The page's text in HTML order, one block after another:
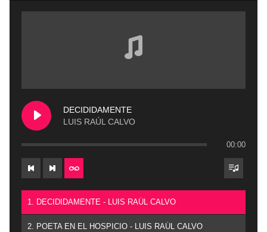
DECIDIDAMENTE
LUIS RAÚL CALVO
00:00
1. DECIDIDAMENTE - LUIS RAÚL CALVO
2. POETA EN EL HOSPICIO - LUIS RAÚL CALVO